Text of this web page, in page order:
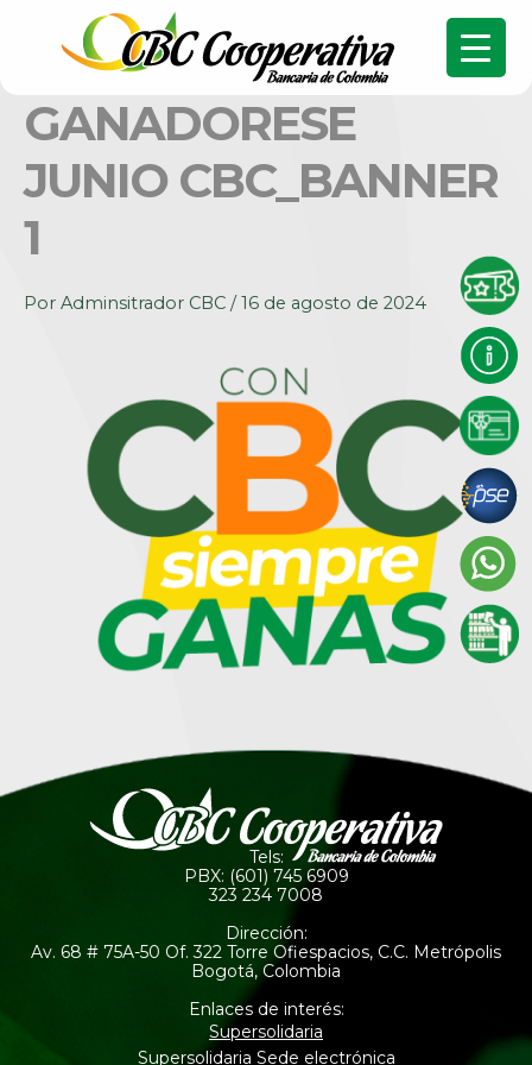
GANADORESE
JUNIO CBC_BANNER
1
Por Adminsitrador CBC /16 de agosto de 2024
Tels:
PBX: (601) 745 6909
323 234 7008
Dirección:
Av. 68 # 75A-50 Of. 322 Torre Ofiespacios, C.C. Metrópolis
Bogotá, Colombia
Enlaces de interés:
Supersolidaria
Supersolidaria Sede electrónica